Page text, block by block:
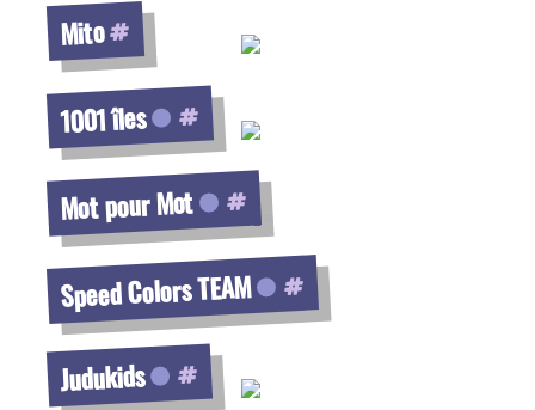
Mito
1001 îles
Mot pour Mot
Speed Colors TEAM
Judukids
Voir la fiche
Voir la fiche